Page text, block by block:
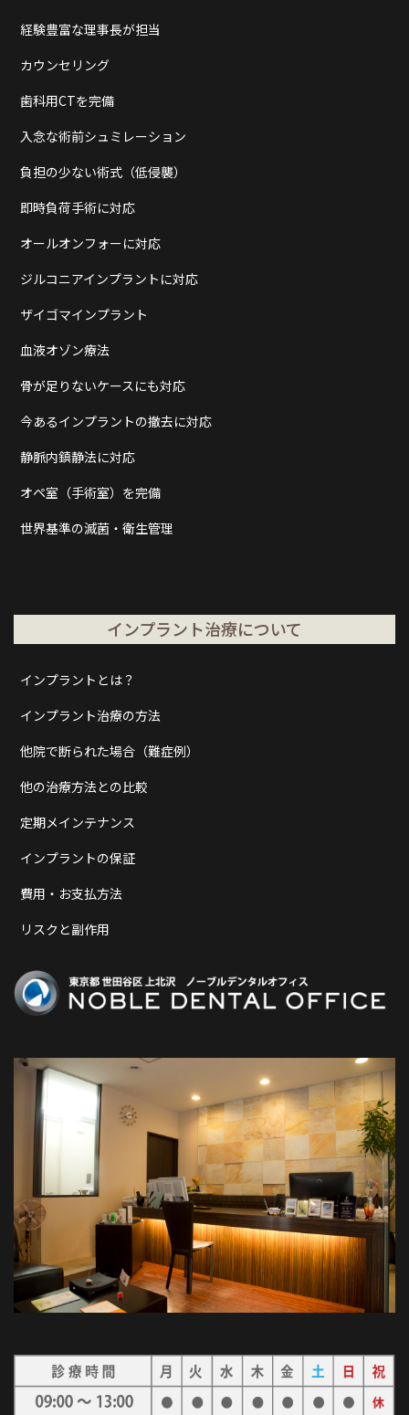
経験豊富な理事長が担当
カウンセリング
歯科用CTを完備
入念な術前シュミレーション
負担の少ない術式（低侵襲）
即時負荷手術に対応
オールオンフォーに対応
ジルコニアインプラントに対応
ザイゴマインプラント
血液オゾン療法
骨が足りないケースにも対応
今あるインプラントの撤去に対応
静脈内鎮静法に対応
オペ室（手術室）を完備
世界基準の滅菌・衛生管理
インプラント治療について
インプラントとは？
インプラント治療の方法
他院で断られた場合（難症例）
他の治療方法との比較
定期メインテナンス
インプラントの保証
費用・お支払方法
リスクと副作用